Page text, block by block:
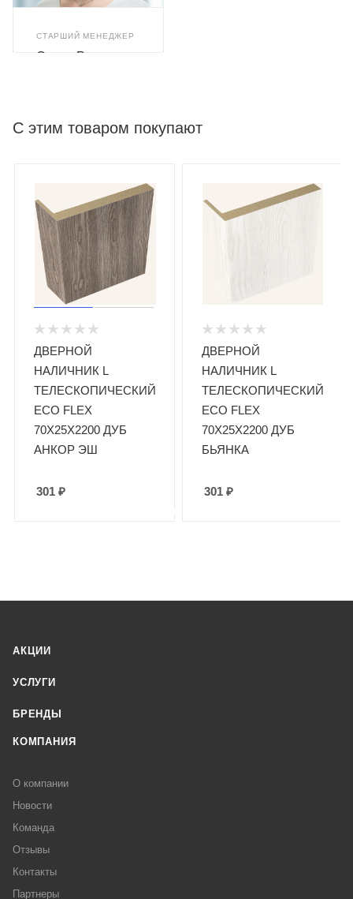
СТАРШИЙ МЕНЕДЖЕР
Олеся Романюк
С этим товаром покупают
ДВЕРНОЙ
НАЛИЧНИК L
ТЕЛЕСКОПИЧЕСКИЙ
ECO FLEX
70Х25Х2200 ДУБ
АНКОР ЭШ
301 ₽
ДВЕРНОЙ
НАЛИЧНИК L
ТЕЛЕСКОПИЧЕСКИЙ
ECO FLEX
70Х25Х2200 ДУБ
БЬЯНКА
301 ₽
АКЦИИ
УСЛУГИ
БРЕНДЫ
КОМПАНИЯ
О компании
Новости
Команда
Отзывы
Контакты
Партнеры